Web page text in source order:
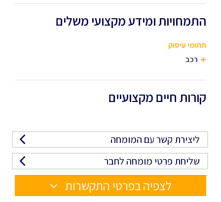
התמחויות ומידע מקצועי משלים
תחומי עיסוק
רכב
קורות חיים מקצועיים
ליצירת קשר עם המומחה
שליחת פרטי מומחה לחבר
לצפיה בפרטי התקשרות